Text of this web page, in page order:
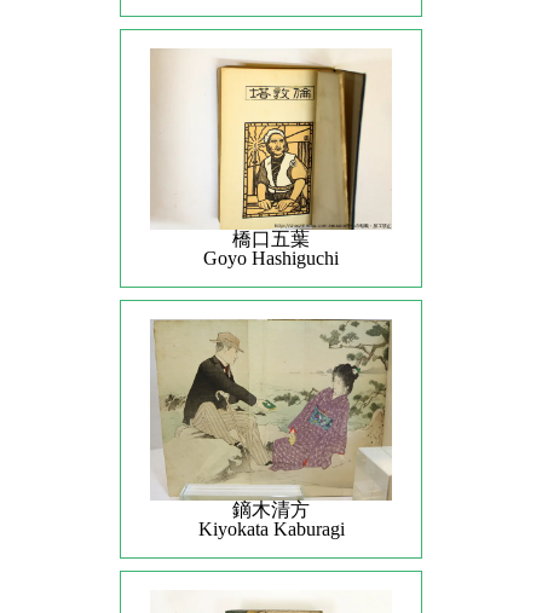
橋口五葉
Goyo Hashiguchi
鏑木清方
Kiyokata Kaburagi